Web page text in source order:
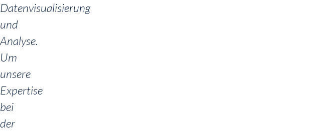
Datenvisualisierung
und
Analyse.
Um
unsere
Expertise
bei
der